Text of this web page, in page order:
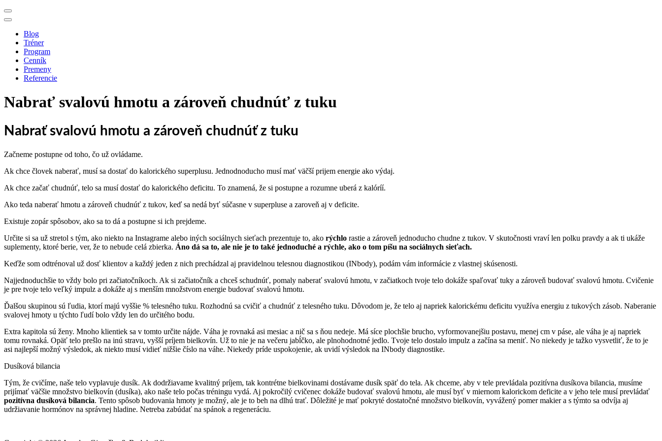
Blog
Tréner
Program
Cenník
Premeny
Referencie
Nabrať svalovú hmotu a zároveň chudnúť z tuku
Nabrať svalovú hmotu a zároveň chudnúť z tuku
Začneme postupne od toho, čo už ovládame.
Ak chce človek naberať, musí sa dostať do kalorického superplusu. Jednodnoducho musí mať väčší prijem energie ako výdaj.
Ak chce začať chudnúť, telo sa musí dostať do kalorického deficitu. To znamená, že si postupne a rozumne uberá z kalóríí.
Ako teda naberať hmotu a zároveň chudnúť z tukov, keď sa nedá byť súčasne v superpluse a zaroveň aj v deficite.
Existuje zopár spôsobov, ako sa to dá a postupne si ich prejdeme.
Určite si sa už stretol s tým, ako niekto na Instagrame alebo iných sociálnych sieťach prezentuje to, ako rýchlo rastie a zároveň jednoducho chudne z tukov. V skutočnosti vraví len polku pravdy a ak ti ukáže
suplementy, ktoré berie, ver, že to nebude celá zbierka. Áno dá sa to, ale nie je to také jednoduché a rýchle, ako o tom píšu na sociálnych sieťach.
Keďže som odtrénoval už dosť klientov a každý jeden z nich prechádzal aj pravidelnou telesnou diagnostikou (INbody), podám vám informácie z vlastnej skúsenosti.
Najjednoduchšie to vždy bolo pri začiatočníkoch. Ak si začiatočník a chceš schudnúť, pomaly naberať svalovú hmotu, v začiatkoch tvoje telo dokáže spaľovať tuky a zároveň budovať svalovú hmotu. Cvičenie
je pre tvoje telo veľký impulz a dokáže aj s menším množstvom energie budovať svalovú hmotu.
Ďalšou skupinou sú ľudia, ktorí majú vyššie % telesného tuku. Rozhodnú sa cvičiť a chudnúť z telesného tuku. Dôvodom je, že telo aj napriek kalorickému deficitu využíva energiu z tukových zásob. Naberanie
svalovej hmoty u týchto ľudí bolo vždy len do určitého bodu.
Extra kapitola sú ženy. Mnoho klientiek sa v tomto určite nájde. Váha je rovnaká asi mesiac a nič sa s ňou nedeje. Má síce plochšie brucho, vyformovanejšiu postavu, menej cm v páse, ale váha je aj napriek
tomu rovnaká. Opäť telo prešlo na inú stravu, vyšší príjem bielkovín. Už to nie je na večeru jabĺčko, ale plnohodnotné jedlo. Tvoje telo dostalo impulz a začína sa meniť. No niekedy je tažko vysvetliť, že to je
asi najlepší možný výsledok, ak niekto musí vidieť nižšie číslo na váhe. Niekedy príde uspokojenie, ak uvidí výsledok na INbody diagnostike.
Dusíková bilancia
Tým, že cvičíme, naše telo vyplavuje dusík. Ak dodržiavame kvalitný príjem, tak kontrétne bielkovinami dostávame dusík späť do tela. Ak chceme, aby v tele prevládala pozitívna dusíkova bilancia, musíme
prijímať väčšie množstvo bielkovín (dusíka), ako naše telo počas tréningu vydá. Aj pokročilý cvičenec dokáže budovať svalovú hmotu, ale musí byť v miernom kalorickom deficite a v jeho tele musí prevládať
pozitívna dusíková bilancia. Tento spôsob budovania hmoty je možný, ale je to beh na dlhú trať. Dôležité je mať pokryté dostatočné množstvo bielkovín, vyvážený pomer makier a s týmto sa odvíja aj
udržiavanie hormónov na správnej hladine. Netreba zabúdať na spánok a regeneráciu.